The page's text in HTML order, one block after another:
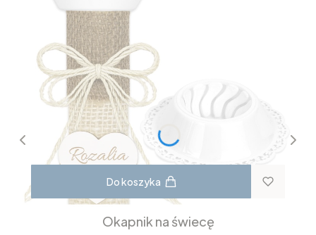
Do koszyka
Okapnik na świecę